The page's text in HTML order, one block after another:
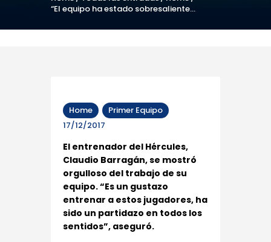
“El equipo ha estado sobresaliente...
Home
Primer Equipo
17/12/2017
El entrenador del Hércules,
Claudio Barragán, se mostró
orgulloso del trabajo de su
equipo. “Es un gustazo
entrenar a estos jugadores, ha
sido un partidazo en todos los
sentidos”, aseguró.